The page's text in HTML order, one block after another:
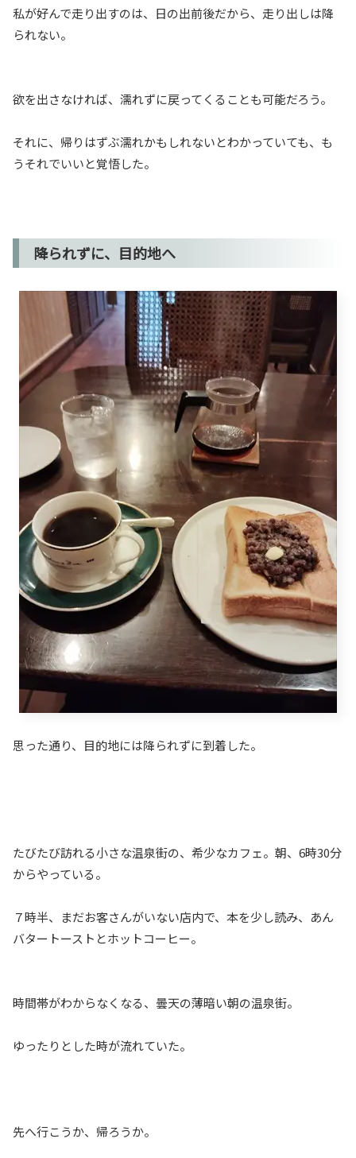
私が好んで走り出すのは、日の出前後だから、走り出しは降
られない。
欲を出さなければ、濡れずに戻ってくることも可能だろう。
それに、帰りはずぶ濡れかもしれないとわかっていても、も
うそれでいいと覚悟した。
降られずに、目的地へ
思った通り、目的地には降られずに到着した。
たびたび訪れる小さな温泉街の、希少なカフェ。朝、6時30分
からやっている。
７時半、まだお客さんがいない店内で、本を少し読み、あん
バタートーストとホットコーヒー。
時間帯がわからなくなる、曇天の薄暗い朝の温泉街。
ゆったりとした時が流れていた。
先へ行こうか、帰ろうか。